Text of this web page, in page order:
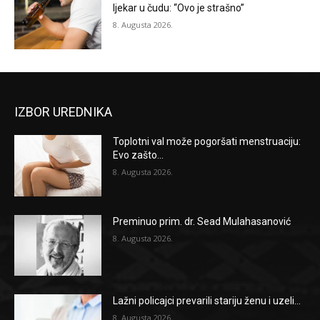
ljekar u čudu: “Ovo je strašno”
8. Augusta 2026.
IZBOR UREDNIKA
Toplotni val može pogoršati menstruaciju:
Evo zašto...
8. Augusta 2026.
Preminuo prim. dr. Sead Mulahasanović
8. Augusta 2026.
Lažni policajci prevarili stariju ženu i uzeli...
8. Augusta 2026.